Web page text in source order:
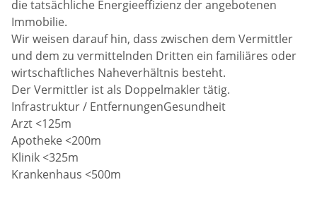
die tatsächliche Energieeffizienz der angebotenen
Immobilie.
Wir weisen darauf hin, dass zwischen dem Vermittler
und dem zu vermittelnden Dritten ein familiäres oder
wirtschaftliches Naheverhältnis besteht.
Der Vermittler ist als Doppelmakler tätig.
Infrastruktur / EntfernungenGesundheit
Arzt <125m
Apotheke <200m
Klinik <325m
Krankenhaus <500m